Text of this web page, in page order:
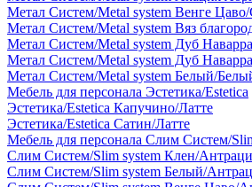
Метал Систем/Metal system Венге
Метал Систем/Metal system Вяз
Метал Систем/Metal system Дуб
Метал Систем/Metal system Дуб
Метал Систем/Metal system Белый/
Мебель для персонала Эстетика/Estetica
Эстетика/Estetica Капучино/Латте
Эстетика/Estetica Сатин/Латте
Мебель для персонала Слим Систем/
Слим Систем/Slim system Клен/
Слим Систем/Slim system Белый/